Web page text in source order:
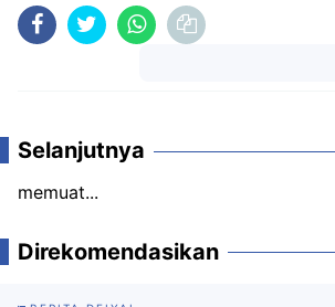
Selanjutnya
memuat...
Direkomendasikan